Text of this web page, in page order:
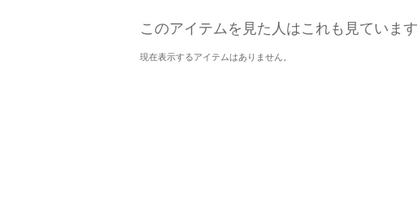
このアイテムを見た人はこれも見ています
現在表示するアイテムはありません。